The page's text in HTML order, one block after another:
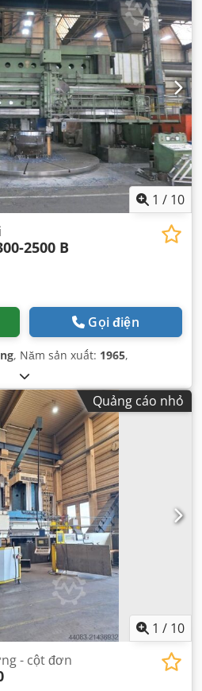
1 / 10
2500 B
Gọi điện
, Năm sản xuất: 1965,
Quảng cáo nhỏ
1 / 10
- cột đơn